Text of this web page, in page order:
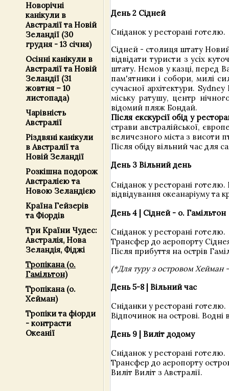
Новорічні
канікули в
Австралії та Новій
Зеландії (30
грудня - 13 січня)
Осінні канікули в
Австралії та Новій
Зеландії (31
жовтня – 10
листопада)
Чарівність
Австралії
Різдвяні канікули
в Австралії та
Новій Зеландії
Розкішна подорож
Австралією та
Новою Зеландією
Країна Гейзерів
та Фіордів
Три Країни Чудес:
Австралія, Нова
Зеландія, Фіджі
Тропікана (о.
Гамільтон)
Тропікана (о.
Хейман)
Тропіки та фіорди
- контрасти
Океанії
День 2 Сідней
Сніданок у ресторані готелю.
Сідней - столиця штату
відвідати туристи з усіх
штату. Немов у казці, перед
пам'ятники і собори, милі
сучасної архітектури.
міську ратушу, центр
відомий пляж Бондай.
Після екскурсії обід у
страви австралійської,
величезного міста з висоти
Після обіду вільний час для
День 3 Вільний день
Сніданок у ресторані
відвідування океанаріуму та
День 4 | Сідней - о. Гамільтон
Сніданок у ресторані готелю.
Трансфер до аеропорту
Після прибуття на острів
(*Для туру з островом Хейман
День 5-8 | Вільний час
Сніданки у ресторані готелю.
Відпочинок на острові.
День 9 | Виліт додому
Сніданок у ресторані готелю.
Трансфер до аеропорту
Виліт Виліт з Австралії.